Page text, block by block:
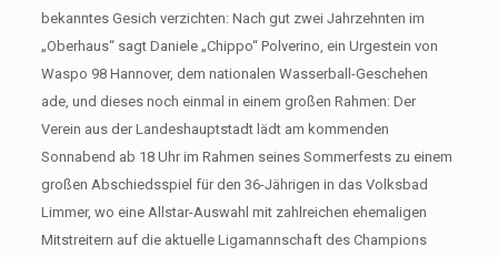
bekanntes Gesich verzichten: Nach gut zwei Jahrzehnten im
„Oberhaus“ sagt Daniele „Chippo“ Polverino, ein Urgestein von
Waspo 98 Hannover, dem nationalen Wasserball-Geschehen
ade, und dieses noch einmal in einem großen Rahmen: Der
Verein aus der Landeshauptstadt lädt am kommenden
Sonnabend ab 18 Uhr im Rahmen seines Sommerfests zu einem
großen Abschiedsspiel für den 36-Jährigen in das Volksbad
Limmer, wo eine Allstar-Auswahl mit zahlreichen ehemaligen
Mitstreitern auf die aktuelle Ligamannschaft des Champions